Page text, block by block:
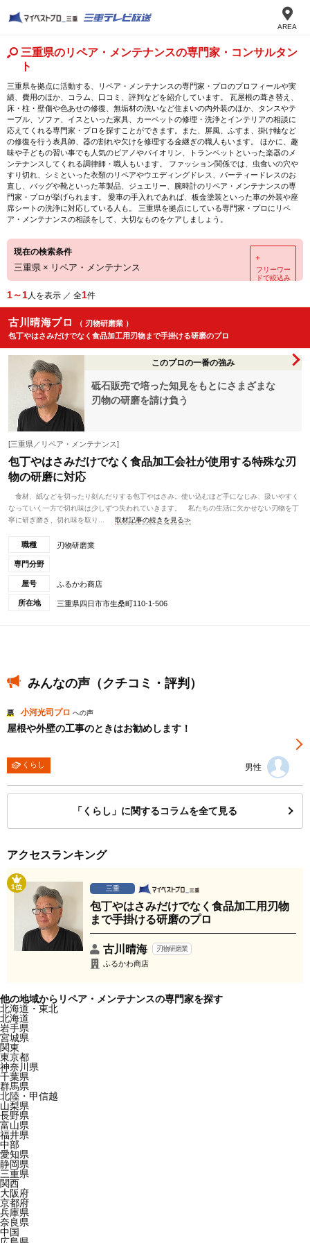
AREA
三重県のリペア・メンテナンスの専門家・コンサルタン
ト
三重県を拠点に活動する、リペア・メンテナンスの専門家・プロのプロフィールや実
績、費用のほか、コラム、口コミ、評判などを紹介しています。 瓦屋根の葺き替え、
床・柱・壁傷や色あせの修復、無垢材の洗いなど住まいの内外装のほか、タンスやテ
ーブル、ソファ、イスといった家具、カーペットの修理・洗浄とインテリアの相談に
応えてくれる専門家・プロを探すことができます。また、屏風、ふすま、掛け軸など
の修復を行う表具師、器の割れや欠けを修理する金継ぎの職人もいます。 ほかに、趣
味や子どもの習い事でも人気のピアノやバイオリン、トランペットといった楽器のメ
ンテナンスしてくれる調律師・職人もいます。 ファッション関係では、虫食いの穴や
すり切れ、シミといった衣類のリペアやウエディングドレス、パーティードレスのお
直し、バッグや靴といった革製品、ジュエリー、腕時計のリペア・メンテナンスの専
門家・プロが挙げられます。 愛車の手入れであれば、板金塗装といった車の外装や座
席シートの洗浄に対応している人も。 三重県を拠点にしている専門家・プロにリペ
ア・メンテナンスの相談をして、大切なものをケアしましょう。
現在の検索条件
三重県 × リペア・メンテナンス
＋
フリーワー
ドで絞込み
1～1人を表示 ／ 全1件
古川晴海プロ
（ 刃物研磨業 ）
包丁やはさみだけでなく食品加工用刃物まで手掛ける研磨のプロ
このプロの一番の強み
砥石販売で培った知見をもとにさまざまな
刃物の研磨を請け負う
[三重県／リペア・メンテナンス]
包丁やはさみだけでなく食品加工会社が使用する特殊な刃
物の研磨に対応
食材、紙などを切ったり刻んだりする包丁やはさみ。使い込むほど手になじみ、扱いやすく
なっていく一方で切れ味は少しずつ失われていきます。 私たちの生活に欠かせない刃物を丁
寧に研ぎ磨き、切れ味を取り...
取材記事の続きを見る≫
職種 刃物研磨業
専門分野
屋号 ふるかわ商店
所在地 三重県四日市市生桑町110-1-506
みんなの声（クチコミ・評判）
票 小河光司プロ への声
屋根や外壁の工事のときはお勧めします！
くらし 男性
「くらし」に関するコラムを全て見る
アクセスランキング
1位 三重
包丁やはさみだけでなく食品加工用刃物
まで手掛ける研磨のプロ
古川晴海 刃物研磨業
ふるかわ商店
他の地域からリペア・メンテナンスの専門家を探す
北海道・東北
北海道
岩手県
宮城県
関東
東京都
神奈川県
千葉県
群馬県
北陸・甲信越
山梨県
長野県
富山県
福井県
中部
愛知県
静岡県
三重県
関西
大阪府
京都府
兵庫県
奈良県
中国